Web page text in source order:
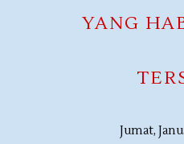
YANG
Jumat,